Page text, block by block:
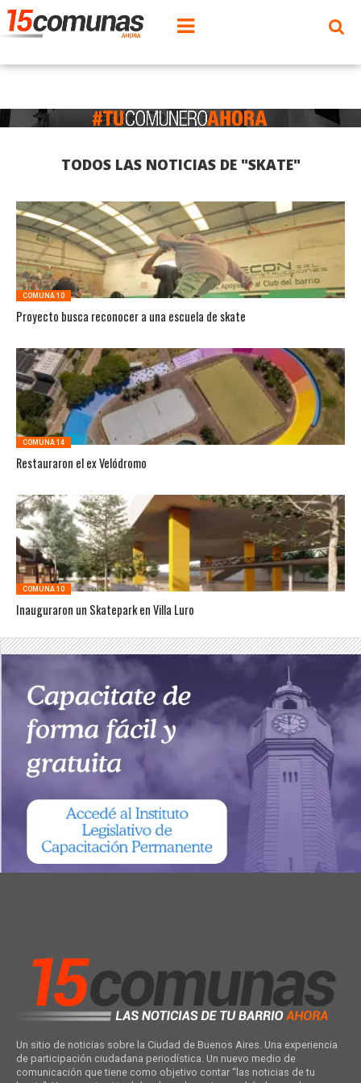
TODOS LAS NOTICIAS DE "SKATE"
COMUNA 10
Proyecto busca reconocer a una escuela de skate
COMUNA 14
Restauraron el ex Velódromo
COMUNA 10
Inauguraron un Skatepark en Villa Luro
Un sitio de noticias sobre la Ciudad de Buenos Aires. Una experiencia
de participación ciudadana periodística. Un nuevo medio de
comunicación que tiene como objetivo contar “las noticias de tu